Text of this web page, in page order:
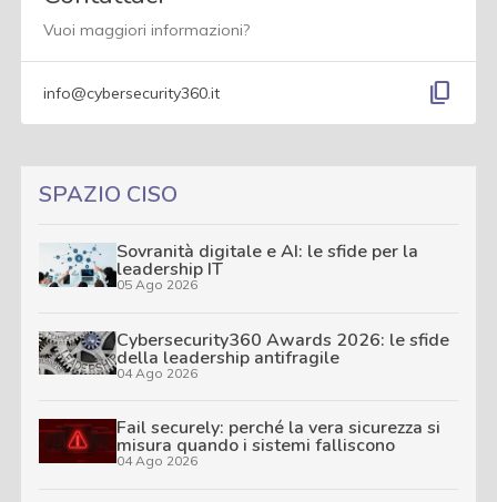
Vuoi maggiori informazioni?
info@cybersecurity360.it content_copy
SPAZIO CISO
Sovranità digitale e AI: le sfide per la
leadership IT
05 Ago 2026
Cybersecurity360 Awards 2026: le sfide
della leadership antifragile
04 Ago 2026
Fail securely: perché la vera sicurezza si
misura quando i sistemi falliscono
04 Ago 2026